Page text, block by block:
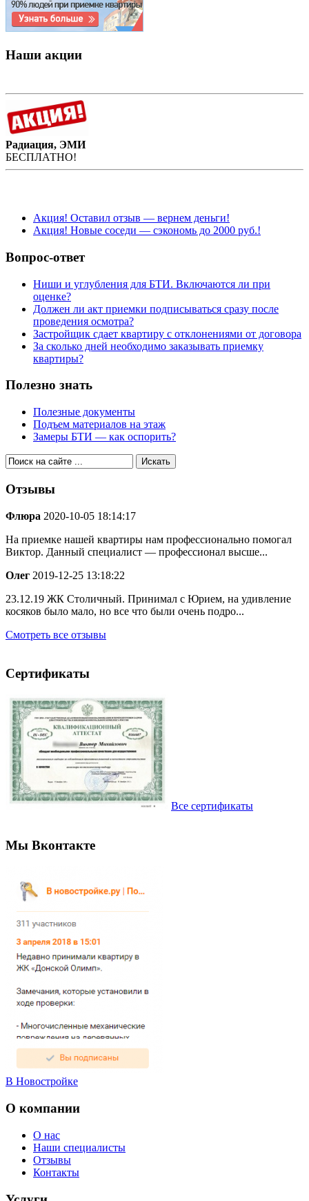
Наши акции
Радиация, ЭМИ
БЕСПЛАТНО!
Акция! Оставил отзыв — вернем деньги!
Акция! Новые соседи — сэкономь до 2000 руб.!
Вопрос-ответ
Ниши и углубления для БТИ. Включаются ли при
оценке?
Должен ли акт приемки подписываться сразу после
проведения осмотра?
Застройщик сдает квартиру с отклонениями от договора
За сколько дней необходимо заказывать приемку
квартиры?
Полезно знать
Полезные документы
Подъем материалов на этаж
Замеры БТИ — как оспорить?
Отзывы
Флюра 2020-10-05 18:14:17
На приемке нашей квартиры нам профессионально помогал
Виктор. Данный специалист — профессионал высше...
Олег 2019-12-25 13:18:22
23.12.19 ЖК Столичный. Принимал с Юрием, на удивление
косяков было мало, но все что были очень подро...
Смотреть все отзывы
Сертификаты
Все сертификаты
Мы Вконтакте
В Новостройке
О компании
О нас
Наши специалисты
Отзывы
Контакты